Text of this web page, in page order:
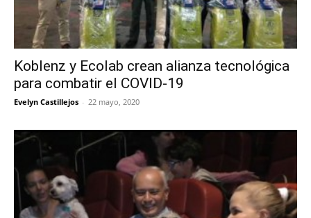
Koblenz y Ecolab crean alianza tecnológica
para combatir el COVID-19
Evelyn Castillejos - 22 mayo, 2020